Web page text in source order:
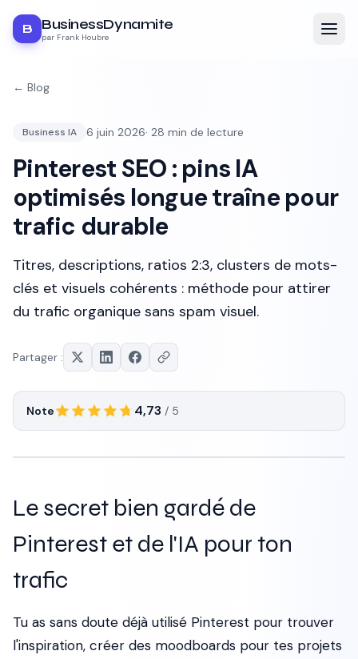
B BusinessDynamite
par Frank Houbre
← Blog
Business IA 6 juin 2026· 28 min de lecture
Pinterest SEO : pins IA
optimisés longue traîne pour
trafic durable
Titres, descriptions, ratios 2:3, clusters de mots-
clés et visuels cohérents : méthode pour attirer
du trafic organique sans spam visuel.
Partager :
Note 4,73 / 5
Le secret bien gardé de
Pinterest et de l'IA pour ton
trafic
Tu as sans doute déjà utilisé Pinterest pour trouver
l'inspiration, créer des moodboards pour tes projets